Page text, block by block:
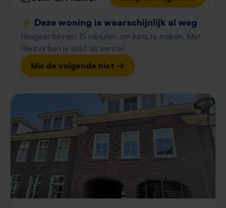
⚡️ Deze woning is waarschijnlijk al weg
Reageer binnen 15 minuten om kans te maken. Met
Rent.nl ben je altijd als eerste!
Mis de volgende niet →